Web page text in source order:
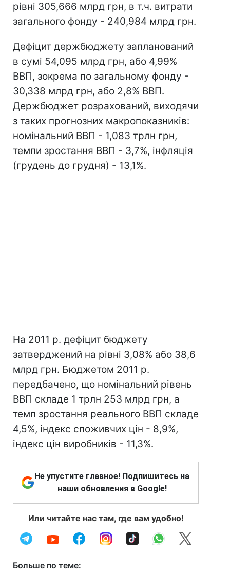
рівні 305,666 млрд грн, в т.ч. витрати
загального фонду - 240,984 млрд грн.
Дефіцит держбюджету запланований
в сумі 54,095 млрд грн, або 4,99%
ВВП, зокрема по загальному фонду -
30,338 млрд грн, або 2,8% ВВП.
Держбюджет розрахований, виходячи
з таких прогнозних макропоказників:
номінальний ВВП - 1,083 трлн грн,
темпи зростання ВВП - 3,7%, інфляція
(грудень до грудня) - 13,1%.
На 2011 р. дефіцит бюджету
затверджений на рівні 3,08% або 38,6
млрд грн. Бюджетом 2011 р.
передбачено, що номінальний рівень
ВВП складе 1 трлн 253 млрд грн, а
темп зростання реального ВВП складе
4,5%, індекс споживчих цін - 8,9%,
індекс цін виробників - 11,3%.
Не упустите главное! Подпишитесь на
наши обновления в Google!
Или читайте нас там, где вам удобно!
Больше по теме: